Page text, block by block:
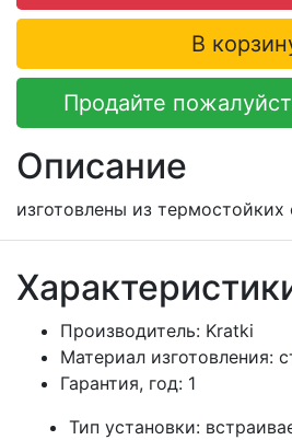
В
Продайте
Описание
изготовлены из термостойких
Производитель: Kratki
Материал изготовления:
Гарантия, год: 1
Тип установки: